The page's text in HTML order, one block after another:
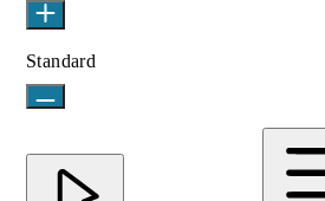
Standard